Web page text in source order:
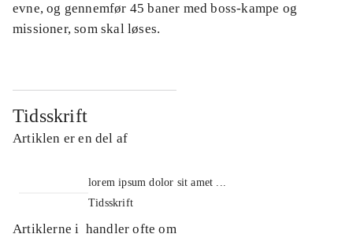
evne, og gennemfør 45 baner med boss-kampe og
missioner, som skal løses.
Tidsskrift
Artiklen er en del af
lorem ipsum dolor sit amet ...
Tidsskrift
Artiklerne i handler ofte om